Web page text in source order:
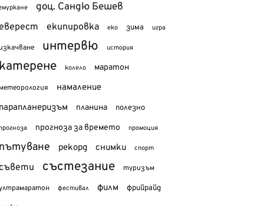
доц. Сандю Бешев
екипировка еко зима игра
интервю история
колело маратон
намаление
планина полезно
прогноза за времето промоция
рекорд снимки спорт
състезание туризъм
фестивал филм фрийрайд